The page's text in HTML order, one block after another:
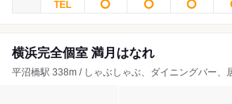
横浜完全個室 満月はなれ
平沼橋駅 338m / しゃぶしゃぶ、ダイニングバー、